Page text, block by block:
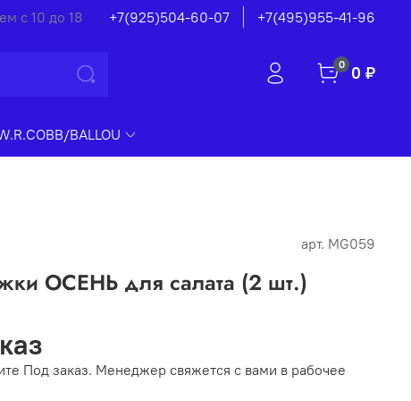
с 10 до 18 +7(925)504-60-07 +7(495)955-41-96
0 0 ₽
BALLOU
арт. MG059
ОСЕНЬ для салата (2 шт.)
Под заказ. Менеджер свяжется с вами в рабочее